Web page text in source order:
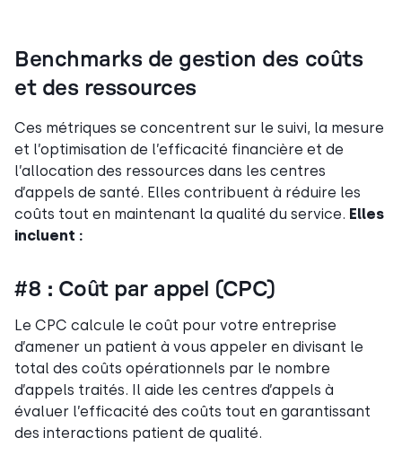
Benchmarks de gestion des coûts
et des ressources
Ces métriques se concentrent sur le suivi, la mesure
et l’optimisation de l’efficacité financière et de
l’allocation des ressources dans les centres
d’appels de santé. Elles contribuent à réduire les
coûts tout en maintenant la qualité du service. Elles
incluent :
#8 : Coût par appel (CPC)
Le CPC calcule le coût pour votre entreprise
d’amener un patient à vous appeler en divisant le
total des coûts opérationnels par le nombre
d’appels traités. Il aide les centres d’appels à
évaluer l’efficacité des coûts tout en garantissant
des interactions patient de qualité.